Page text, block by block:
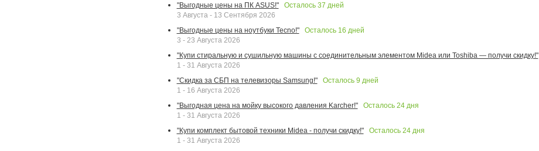
"Выгодные цены на ПК ASUS!"
Осталось 37 дней
3 Августа - 13 Сентября 2026
"Выгодные цены на ноутбуки Tecno!"
Осталось 16 дней
3 - 23 Августа 2026
"Купи стиральную и сушильную машины с соединительным элементом Midea или Toshiba — получи скидку!"
1 - 31 Августа 2026
"Скидка за СБП на телевизоры Samsung!"
Осталось 9 дней
1 - 16 Августа 2026
"Выгодная цена на мойку высокого давления Karcher!"
Осталось 24дня
1 - 31 Августа 2026
"Купи комплект бытовой техники Midea - получи скидку!"
Осталось 24дня
1 - 31 Августа 2026